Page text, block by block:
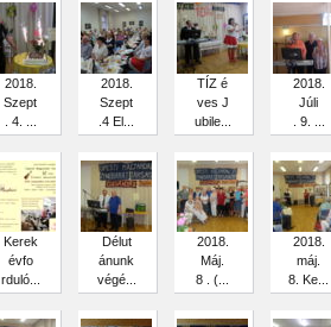
2018.
Szept
. 4. ...
2018.
Szept
.4 El...
TÍZ é
ves J
ubile...
2018.
Júli
. 9. ...
Kerek
évfo
rduló...
Délut
ánunk
végé...
2018.
Máj.
8 . (...
2018.
máj.
8. Ke...